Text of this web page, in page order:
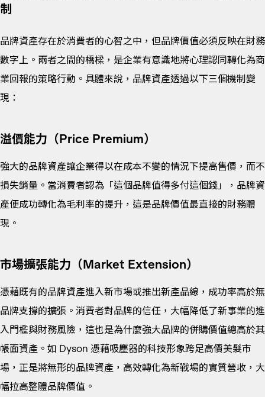
制
品牌資產存在於消費者的心智之中，但品牌價值必須反映在財務
數字上。兩者之間的橋樑，是企業有意識地將心理認同轉化為商
業回報的策略行動。具體來說，品牌資產透過以下三個機制變
現：
溢價能力（Price Premium）
強大的品牌資產讓企業得以在成本不變的情況下提高售價，而不
損失銷量。當消費者認為「這個品牌值得多付這個錢」，品牌資
產便成功轉化為毛利率的提升，這是品牌價值最直接的財務體
現。
市場擴張能力（Market Extension）
憑藉既有的品牌資產進入新市場或推出新產品線，成功率高於無
品牌支撐的擴張。消費者對品牌的信任，大幅降低了新事業的進
入門檻與財務風險，這也是為什麼強大品牌的併購價值總高於其
帳面資產。如 Dyson 憑藉吸塵器的科技形象跨足高價美髮市
場，正是將無形的品牌資產，高效轉化為新戰場的實質營收，大
幅拉高整體品牌價值。